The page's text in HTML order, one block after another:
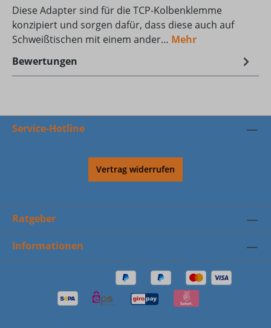
Diese Adapter sind für die TCP-Kolbenklemme
konzipiert und sorgen dafür, dass diese auch auf
Schweißtischen mit einem ander… Mehr
Bewertungen
Service-Hotline
Vertrag widerrufen
Ratgeber
Informationen